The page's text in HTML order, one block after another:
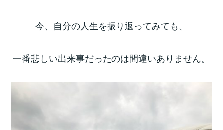
今、自分の人生を振り返ってみても、
一番悲しい出来事だったのは間違いありません。